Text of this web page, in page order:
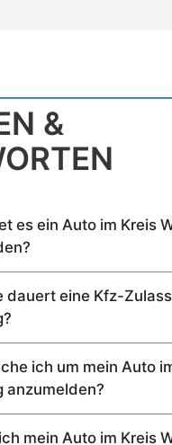
&
es ein Auto im Kreis
die Anmeldung eines
bis zu 95,60 €
12,80 €*
39,90 €
dauert eine Kfz-
ca. 2-3 h.
ich um mein Auto
anzumelden?
eines
wird Folgendes
mein Auto im Kreis